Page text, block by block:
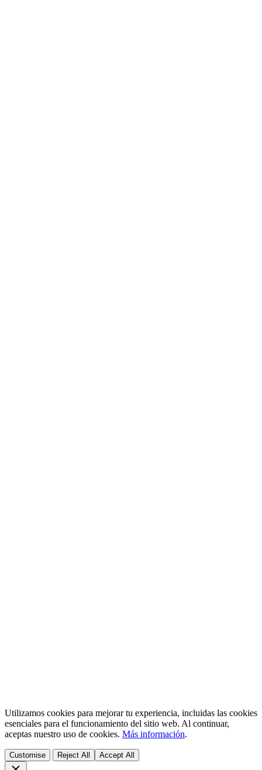
Utilizamos cookies para mejorar tu experiencia, incluidas las cookies
esenciales para el funcionamiento del sitio web. Al continuar,
aceptas nuestro uso de cookies. Más información.
Customise Reject All Accept All